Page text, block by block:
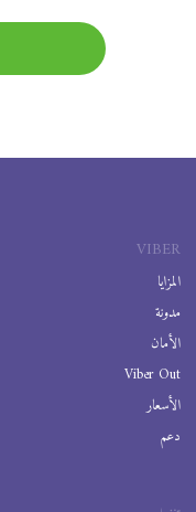
VIBER
المزايا
مدونة
الأمان
Viber Out
الأسعار
دعم